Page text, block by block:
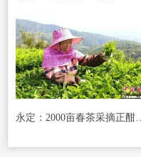
永定：2000亩春茶采摘正酣，绘就乡村振兴新图景